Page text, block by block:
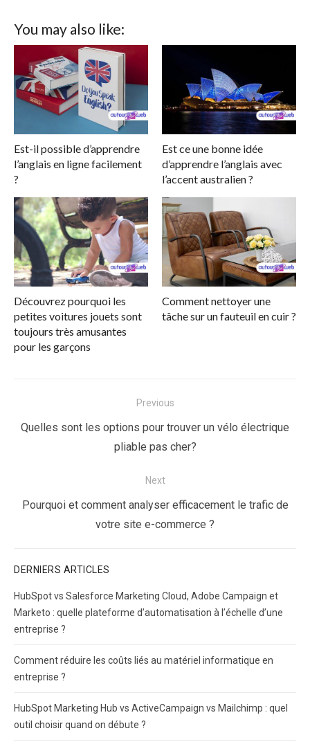
You may also like:
Est-il possible d’apprendre
l’anglais en ligne facilement
?
Est ce une bonne idée
d’apprendre l’anglais avec
l’accent australien ?
Découvrez pourquoi les
petites voitures jouets sont
toujours très amusantes
pour les garçons
Comment nettoyer une
tâche sur un fauteuil en cuir ?
de
Previous
Previous
Quelles sont les options pour trouver un vélo électrique
pliable pas cher?
Next
Next
Pourquoi et comment analyser efficacement le trafic de
votre site e-commerce ?
DERNIERS ARTICLES
HubSpot vs Salesforce Marketing Cloud, Adobe Campaign et
Marketo : quelle plateforme d’automatisation à l’échelle d’une
entreprise ?
Comment réduire les coûts liés au matériel informatique en
entreprise ?
HubSpot Marketing Hub vs ActiveCampaign vs Mailchimp : quel
outil choisir quand on débute ?